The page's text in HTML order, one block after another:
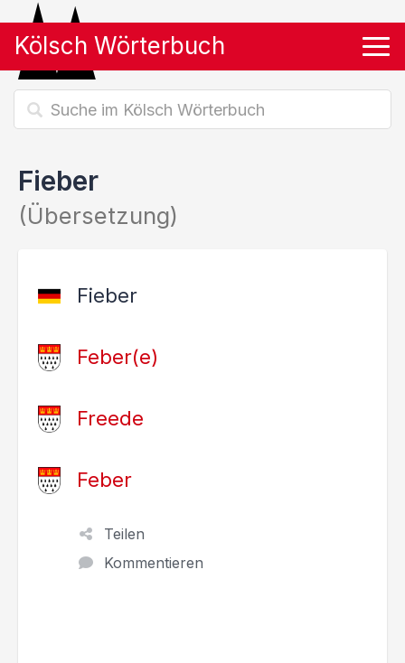
Kölsch Wörterbuch
Fieber
(Übersetzung)
Fieber
Feber(e)
Freede
Feber
Teilen
Kommentieren